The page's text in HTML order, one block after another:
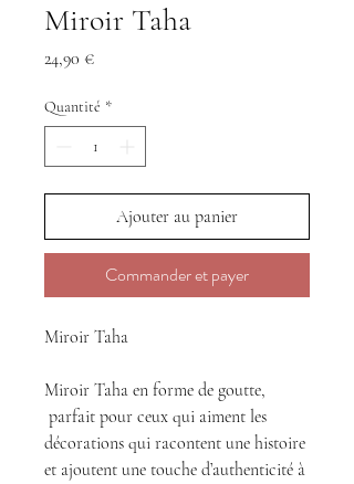
Miroir Taha
24,90 €Prix
Quantité *
Ajouter au panier
Commander et payer
Miroir Taha
Miroir Taha en forme de goutte,
parfait pour ceux qui aiment les
décorations qui racontent une histoire
et ajoutent une touche d’authenticité à